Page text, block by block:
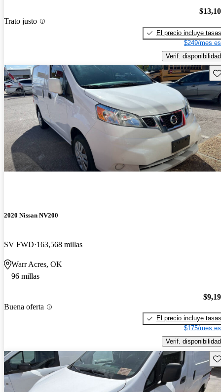
Trato justo
El precio incluye tasas
$249/mes
Verif. disponibilidad
2020 Nissan NV200
SV FWD 163,568 millas
Warr Acres, OK
96 millas
Buena oferta
El precio incluye tasas
$175/mes
Verif. disponibilidad